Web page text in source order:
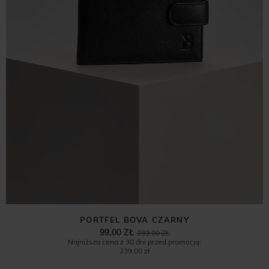
PORTFEL BOVA CZARNY
239,00 ZŁ
99,00 ZŁ
Najniższa cena z 30 dni przed promocją:
239,00 zł